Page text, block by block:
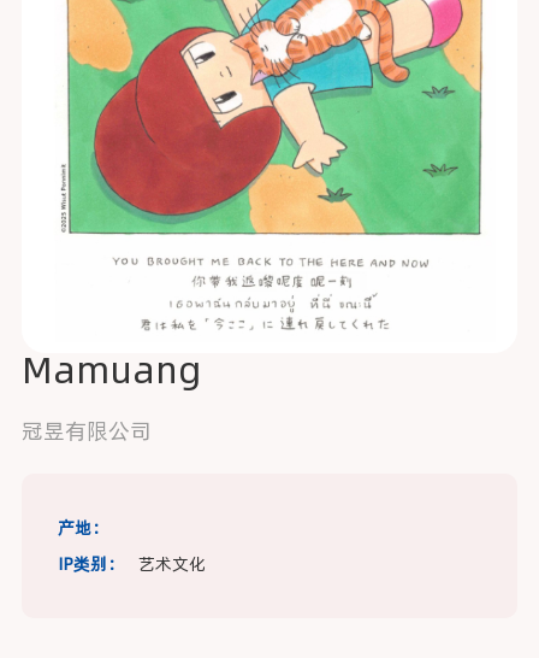
Mamuang
冠昱有限公司
产地：
IP类别：
艺术文化